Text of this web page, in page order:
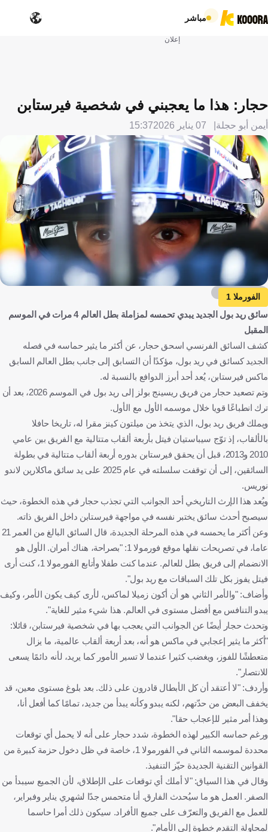
مباشر
إعلان
حجار: هذا ما يعجبني في شخصية فيرستابن
أيمن أبو حجلة 07 يناير 2026 15:37
Getty Images
الفورملا 1
سائق ريد بول الجديد يبدي تحمسه لمزاملة بطل العالم 4 مرات في الموسم
المقبل
كشف السائق الفرنسي اسحق حجار، عن أكثر ما يثير حماسه في فصله
الجديد كسائق في ريد بول، مؤكدًا أن التسابق إلى جانب بطل العالم السابق
ماكس فيرستابن، يُعد أحد أبرز الدوافع بالنسبة له.
وتم تصعيد حجار من فريق ريسينج بولز إلى ريد بول في الموسم 2026، بعد أن
ترك انطباعًا قويا خلال موسمه الأول مع الأول.
ويملك فريق ريد بول، الذي يتخذ من ميلتون كينز مقرا له، تاريخا حافلا
بالألقاب، إذ توّج سيباستيان فيتل بأربعة ألقاب متتالية مع الفريق بين عامي
2010 و2013، قبل أن يحقق فيرستابن بدوره أربعة ألقاب متتالية في بطولة
السائقين، إلى أن توقفت سلسلته في عام 2025 على يد سائق ماكلارين لاندو
نوريس.
ويُعد هذا الإرث التاريخي أحد الجوانب التي تجذب حجار في هذه الخطوة، حيث
سيصبح أحدث سائق يختبر نفسه في مواجهة فيرستابن داخل الفريق ذاته.
وعن أكثر ما يحمسه في هذه المرحلة الجديدة، قال السائق البالغ من العمر 21
عاما، في تصريحات نقلها موقع فورمولا 1: "بصراحة، هناك أمران. الأول هو
الانضمام إلى فريق بطل للعالم. عندما كنت طفلا وأتابع الفورمولا 1، كنت أرى
فيتل يفوز بكل تلك السباقات مع ريد بول".
وأضاف: "والأمر الثاني هو أن أكون زميلا لماكس، لأرى كيف يكون الأمر، وكيف
يبدو التنافس مع أفضل مستوى في العالم. هذا شيء مثير للغاية".
وتحدث حجار أيضًا عن الجوانب التي يعجب بها في شخصية فيرستابن، قائلا:
"أكثر ما يثير إعجابي في ماكس هو أنه، بعد أربعة ألقاب عالمية، ما يزال
متعطشًا للفوز، ويغضب كثيرا عندما لا تسير الأمور كما يريد، لأنه دائمًا يسعى
للانتصار".
وأردف: "لا أعتقد أن كل الأبطال قادرون على ذلك. بعد بلوغ مستوى معين، قد
يخفف البعض من حدّتهم، لكنه يبدو وكأنه يبدأ من جديد، تمامًا كما أفعل أنا،
وهذا أمر مثير للإعجاب حقا".
ورغم حماسه الكبير لهذه الخطوة، شدد حجار على أنه لا يحمل أي توقعات
محددة لموسمه الثاني في الفورمولا 1، خاصة في ظل دخول حزمة كبيرة من
القوانين التقنية الجديدة حيّز التنفيذ.
وقال في هذا السياق: "لا أملك أي توقعات على الإطلاق، لأن الجميع سيبدأ من
الصفر. العمل هو ما سيُحدث الفارق. أنا متحمس جدًا لشهري يناير وفبراير،
للعمل مع الفريق والتعرّف على جميع الأفراد. سيكون ذلك أمرا حاسما
لمحاولة التقدم خطوة إلى الأمام".